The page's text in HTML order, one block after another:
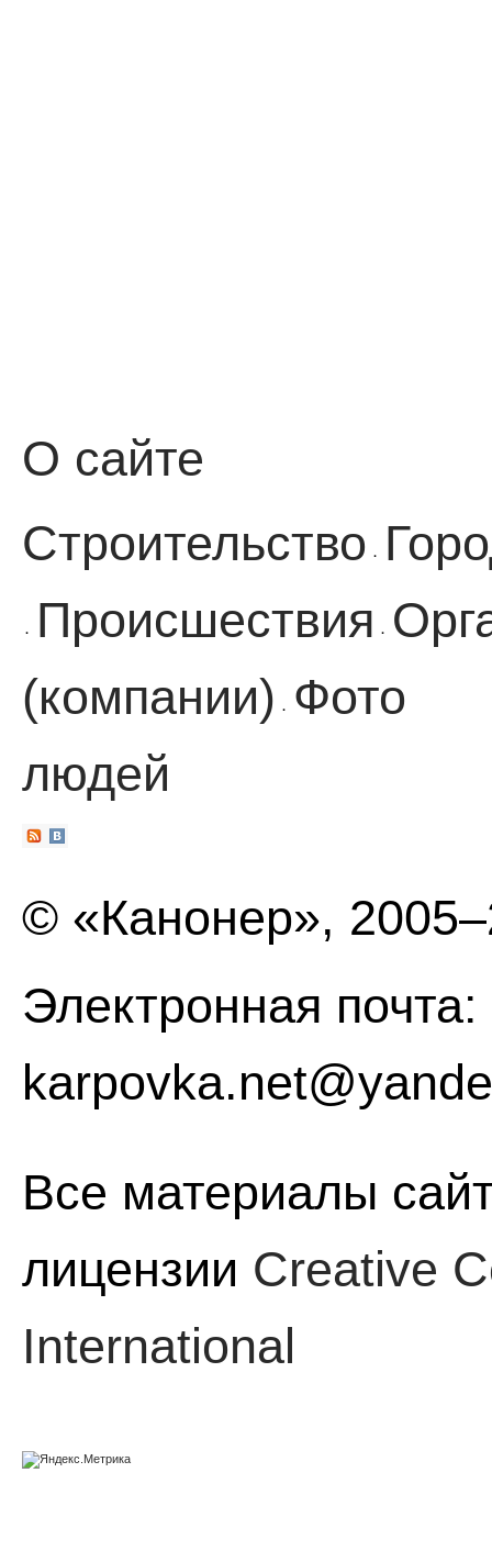
О сайте
Строительство ·
· Происшествия ·
(компании)
·
Фото
людей
© «Канонер»,
Электронная почта:
Все материалы
лицензии Creative
International